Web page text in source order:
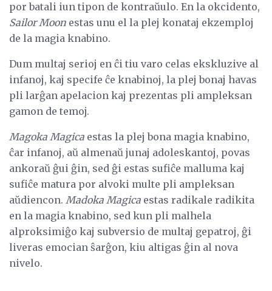
por batali iun tipon de kontraŭulo. En la okcidento,
Sailor Moon estas unu el la plej konataj ekzemploj
de la magia knabino.
Dum multaj serioj en ĉi tiu varo celas ekskluzive al
infanoj, kaj specife ĉe knabinoj, la plej bonaj havas
pli larĝan apelacion kaj prezentas pli ampleksan
gamon de temoj.
Magoka Magica estas la plej bona magia knabino,
ĉar infanoj, aŭ almenaŭ junaj adoleskantoj, povas
ankoraŭ ĝui ĝin, sed ĝi estas sufiĉe malluma kaj
sufiĉe matura por alvoki multe pli ampleksan
aŭdiencon. Madoka Magica estas radikale radikita
en la magia knabino, sed kun pli malhela
alproksimiĝo kaj subversio de multaj gepatroj, ĝi
liveras emocian ŝarĝon, kiu altigas ĝin al nova
nivelo.